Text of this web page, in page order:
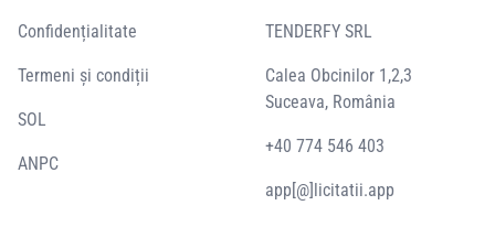
Confidențialitate
Termeni și condiții
SOL
ANPC
TENDERFY SRL
Calea Obcinilor 1,2,3
Suceava, România
+40 774 546 403
app[@]licitatii.app